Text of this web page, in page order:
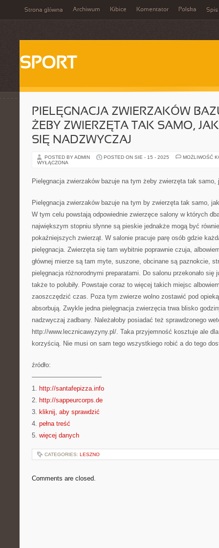
Strona główna Archiwum Kibice Komentator Polska Spis
SPORT
PIELĘGNACJA ZWIERZAKÓW
ŻEBY ZWIERZĘTA TAK SAMO,
SIĘ NADZWYCZAJ
POSTED BY ADMIN POSTED ON SIE - 15 - 2025
MOŻLIWOŚĆ
WYŁĄCZONA
Pielęgnacja zwierzaków bazuje na tym żeby zwierzęta tak
Pielęgnacja zwierzaków bazuje na tym by zwierzęta tak samo,
W tym celu powstają odpowiednie zwierzęce salony w których
największym stopniu słynne są pieskie jednakże mogą być
pokaźniejszych zwierząt. W salonie pracuje parę osób gdzie
pielęgnacja. Zwierzęta się tam wybitnie poprawnie czuja,
głównej mierze są tam myte, suszone, obcinane są paznokcie,
pielęgnacja różnorodnymi preparatami. Do salonu przekonało się
także to polubiły. Powstaje coraz to więcej takich miejsc
zaoszczędzić czas. Poza tym zwierze wolno zostawić pod
absorbują. Zwykle jedna pielęgnacja zwierzęcia trwa blisko
nadzwyczaj zadbany. Należałoby posiadać też sprawdzonego
http://www.lecznicawyzyny.pl/. Taka przyjemność kosztuje ale
korzyścią. Nie musi on sam tego wszystkiego robić a do tego
źródło:
———————————
1. http://santafepizza.info
2. http://sappeurcorps.de
3. kliknij, aby sprawdzić
4. pełna treść
5. więcej danych
CATEGORIES: LESZNO
Comments are closed.